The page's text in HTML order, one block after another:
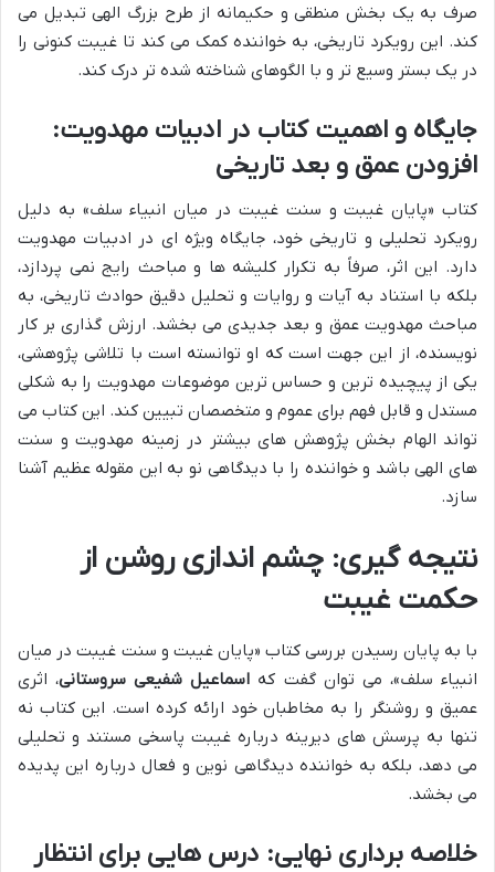
صرف به یک بخش منطقی و حکیمانه از طرح بزرگ الهی تبدیل می
کند. این رویکرد تاریخی، به خواننده کمک می کند تا غیبت کنونی را
در یک بستر وسیع تر و با الگوهای شناخته شده تر درک کند.
جایگاه و اهمیت کتاب در ادبیات مهدویت:
افزودن عمق و بعد تاریخی
کتاب «پایان غیبت و سنت غیبت در میان انبیاء سلف» به دلیل
رویکرد تحلیلی و تاریخی خود، جایگاه ویژه ای در ادبیات مهدویت
دارد. این اثر، صرفاً به تکرار کلیشه ها و مباحث رایج نمی پردازد،
بلکه با استناد به آیات و روایات و تحلیل دقیق حوادث تاریخی، به
مباحث مهدویت عمق و بعد جدیدی می بخشد. ارزش گذاری بر کار
نویسنده، از این جهت است که او توانسته است با تلاشی پژوهشی،
یکی از پیچیده ترین و حساس ترین موضوعات مهدویت را به شکلی
مستدل و قابل فهم برای عموم و متخصصان تبیین کند. این کتاب می
تواند الهام بخش پژوهش های بیشتر در زمینه مهدویت و سنت
های الهی باشد و خواننده را با دیدگاهی نو به این مقوله عظیم آشنا
سازد.
نتیجه گیری: چشم اندازی روشن از
حکمت غیبت
با به پایان رسیدن بررسی کتاب «پایان غیبت و سنت غیبت در میان
انبیاء سلف»، می توان گفت که اسماعیل شفیعی سروستانی، اثری
عمیق و روشنگر را به مخاطبان خود ارائه کرده است. این کتاب نه
تنها به پرسش های دیرینه درباره غیبت پاسخی مستند و تحلیلی
می دهد، بلکه به خواننده دیدگاهی نوین و فعال درباره این پدیده
می بخشد.
خلاصه برداری نهایی: درس هایی برای انتظار